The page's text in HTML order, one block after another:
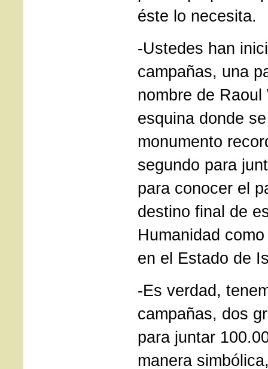
éste lo necesita.
-Ustedes han
campañas, una
nombre de
esquina donde
monumento
segundo para
para conocer el
destino final de
Humanidad
en el Estado de
-Es verdad,
campañas, dos
para juntar
manera